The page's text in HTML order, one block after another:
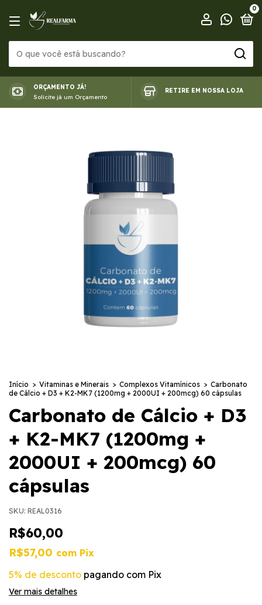
0
ORÇAMENTO JÁ!
Solicite já um Orçamento
RETIRE EM NOSSA LOJA
Início > Vitaminas e Minerais > Complexos Vitamínicos > Carbonato
de Cálcio + D3 + K2-MK7 (1200mg + 2000UI + 200mcg) 60 cápsulas
Carbonato de Cálcio + D3
+ K2-MK7 (1200mg +
2000UI + 200mcg) 60
cápsulas
SKU: REAL0316
R$60,00
R$57,00 com Pix
5% de desconto pagando com Pix
Ver mais detalhes